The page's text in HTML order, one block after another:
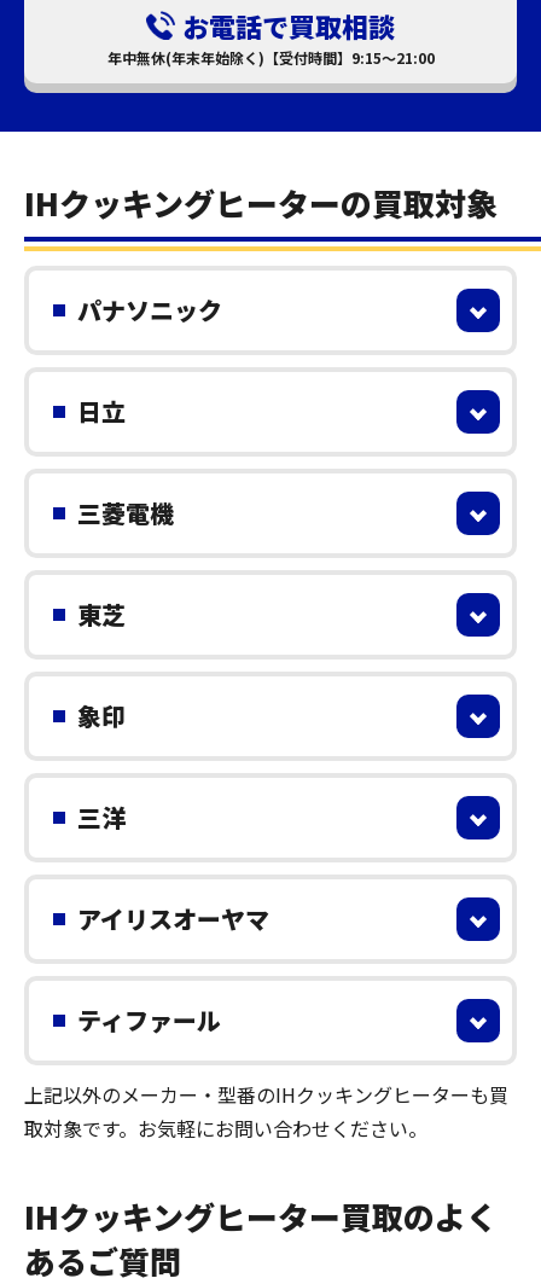
お電話で買取相談
年中無休(年末年始除く)【受付時間】9:15～21:00
IHクッキングヒーターの買取対象
パナソニック
日立
三菱電機
東芝
象印
三洋
アイリスオーヤマ
ティファール
上記以外のメーカー・型番のIHクッキングヒーターも買
取対象です。お気軽にお問い合わせください。
IHクッキングヒーター買取のよく
あるご質問